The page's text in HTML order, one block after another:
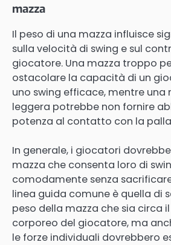
mazza
Il peso di una mazza influisce
sulla velocità di swing e sul
giocatore. Una mazza troppo
ostacolare la capacità di un
uno swing efficace, mentre una
leggera potrebbe non fornire
potenza al contatto con la
In generale, i giocatori
mazza che consenta loro di
comodamente senza
linea guida comune è quella di
peso della mazza che sia circa il
corporeo del giocatore, ma
le forze individuali dovrebbero